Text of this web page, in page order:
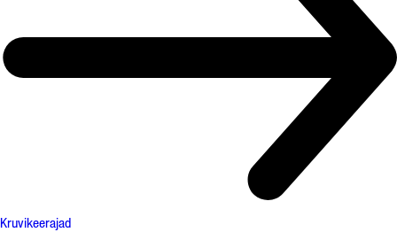
Kruvikeerajad